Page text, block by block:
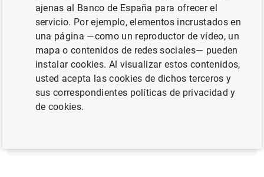
MERCADO DE TRABAJO
INSTITUCIONES FINANCIERAS, BANCOS
Documento completo
ajenas al Banco de España para ofrecer el
servicio. Por ejemplo, elementos incrustados en
una página —como un reproductor de vídeo, un
mapa o contenidos de redes sociales— pueden
instalar cookies. Al visualizar estos contenidos,
usted acepta las cookies de dichos terceros y
sus correspondientes políticas de privacidad y
de cookies.